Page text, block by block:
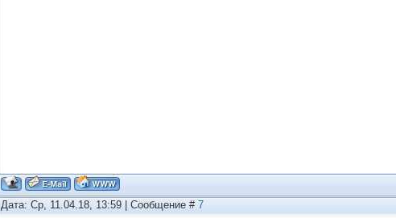
Дата: Ср, 11.04.18, 13:59 | Сообщение # 7